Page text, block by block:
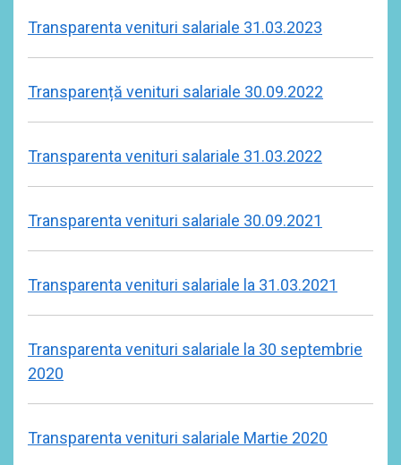
Transparenta venituri salariale 31.03.2023
Transparență venituri salariale 30.09.2022
Transparenta venituri salariale 31.03.2022
Transparenta venituri salariale 30.09.2021
Transparenta venituri salariale la 31.03.2021
Transparenta venituri salariale la 30 septembrie
2020
Transparenta venituri salariale Martie 2020